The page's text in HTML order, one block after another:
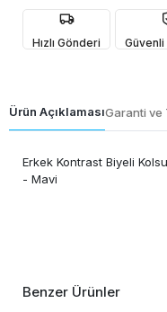
Hızlı Gönderi Güvenli
Ürün AçıklamasıGaranti ve
Erkek Kontrast Biyeli
- Mavi
Benzer Ürünler